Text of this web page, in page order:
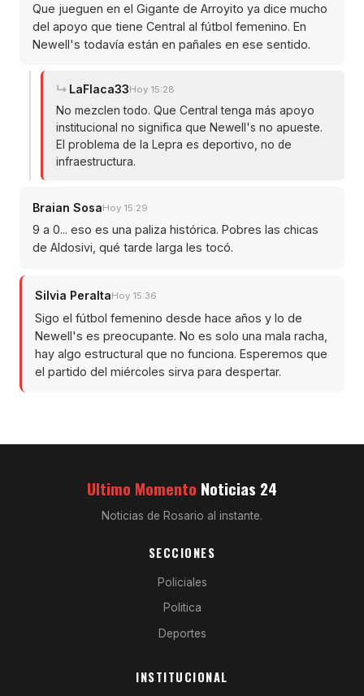
Que jueguen en el Gigante de Arroyito ya dice mucho
del apoyo que tiene Central al fútbol femenino. En
Newell's todavía están en pañales en ese sentido.
LaFlaca33Hoy 15:28
No mezclen todo. Que Central tenga más apoyo
institucional no significa que Newell's no apueste.
El problema de la Lepra es deportivo, no de
infraestructura.
Braian SosaHoy 15:29
9 a 0... eso es una paliza histórica. Pobres las chicas
de Aldosivi, qué tarde larga les tocó.
Silvia PeraltaHoy 15:36
Sigo el fútbol femenino desde hace años y lo de
Newell's es preocupante. No es solo una mala racha,
hay algo estructural que no funciona. Esperemos que
el partido del miércoles sirva para despertar.
Ultimo Momento Noticias 24
Noticias de Rosario al instante.
SECCIONES
Policiales
Politica
Deportes
INSTITUCIONAL